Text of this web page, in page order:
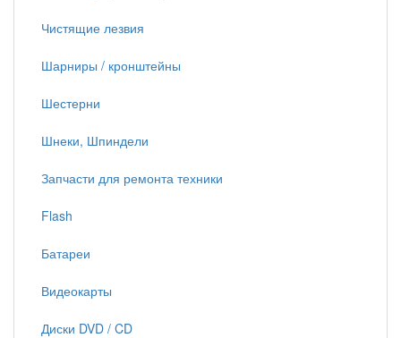
Чистящие лезвия
Шарниры / кронштейны
Шестерни
Шнеки, Шпиндели
Запчасти для ремонта техники
Flash
Батареи
Видеокарты
Диски DVD / CD